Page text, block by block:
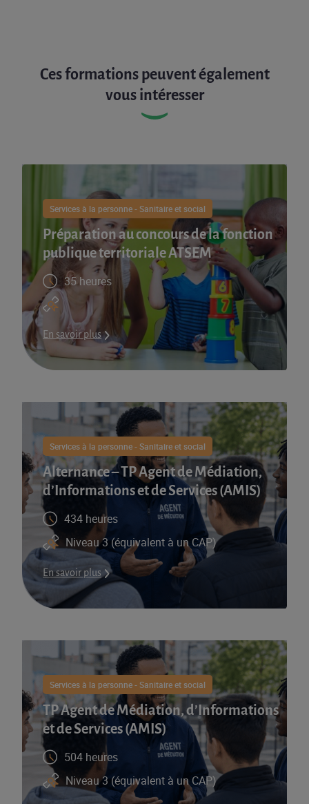
Ces formations peuvent également
vous intéresser
Services à la personne - Sanitaire et social
Préparation au concours de la fonction
publique territoriale ATSEM
35 heures
En savoir plus
Services à la personne - Sanitaire et social
Alternance – TP Agent de Médiation,
d’Informations et de Services (AMIS)​
434 heures
Niveau 3 (équivalent à un CAP)
En savoir plus
Services à la personne - Sanitaire et social
TP Agent de Médiation, d’Informations
et de Services (AMIS)​
504 heures
Niveau 3 (équivalent à un CAP)